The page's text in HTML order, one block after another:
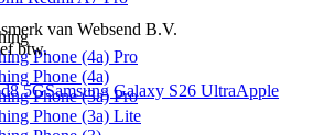
Phone (4a) Pro
Phone (4a)
Phone (3a) Pro
Phone (3a) Lite
van Websend B.V.
btw.
5GSamsung Galaxy S26 UltraApple